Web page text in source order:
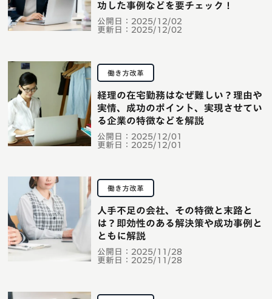
公開日： 2025/12/02
更新日： 2025/12/02
功した事例などを要チェック！
働き方改革
公開日： 2025/12/01
更新日： 2025/12/01
経理の在宅勤務はなぜ難しい？理由や
実情、成功のポイント、実現させてい
る企業の特徴などを解説
働き方改革
公開日： 2025/11/28
更新日： 2025/11/28
人手不足の会社、その特徴と末路と
は？即効性のある解決策や成功事例と
ともに解説